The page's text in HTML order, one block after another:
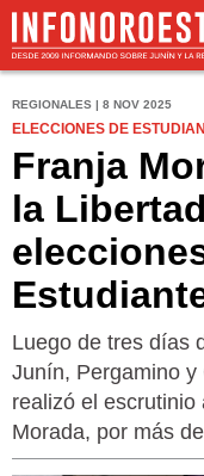
REGIONALES | 8 NOV 2025
ELECCIONES DE
Franja
la
Luego de tres días
Junín, Pergamino
realizó el
Morada, por más